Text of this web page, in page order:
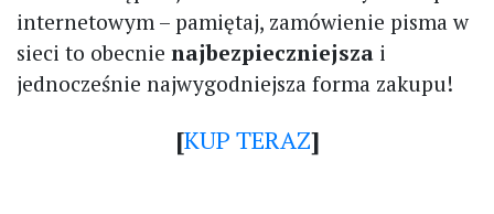
internetowym – pamiętaj, zamówienie pisma w
sieci to obecnie najbezpieczniejsza i
jednocześnie najwygodniejsza forma zakupu!
[KUP TERAZ]